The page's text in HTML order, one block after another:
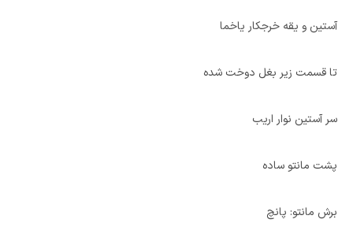
آستین و یقه خرجکار یاخما
تا قسمت زیر بغل دوخت شده
سر آستین نوار اریب
پشت مانتو ساده
برش مانتو: پانچ